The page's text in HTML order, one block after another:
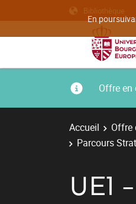
En
Bibliothèque
Offre en
Accueil Offre
Parcours
UE1